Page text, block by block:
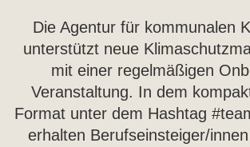
Die Agentur für kommunalen
unterstützt neue
mit einer regelmäßigen
Veranstaltung. In dem
Format unter dem Hashtag
erhalten Berufseinsteiger/